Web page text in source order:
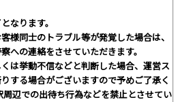
なります。
様同士のトラブル等が発覚した場合は、
への連絡をさせていただきます。
は挙動不信などと判断した場合、運営ス
する場合がございますので予めご了承く
辺での出待ち行為などを禁止とさせてい